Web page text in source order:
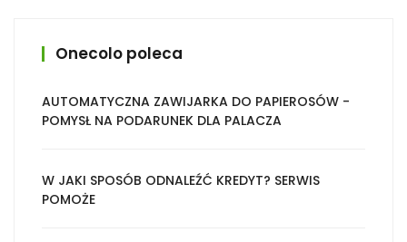
Onecolo poleca
AUTOMATYCZNA ZAWIJARKA DO PAPIEROSÓW -
POMYSŁ NA PODARUNEK DLA PALACZA
W JAKI SPOSÓB ODNALEŹĆ KREDYT? SERWIS
POMOŻE